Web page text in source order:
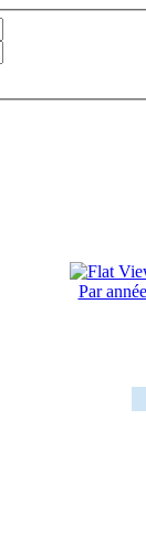
Par année